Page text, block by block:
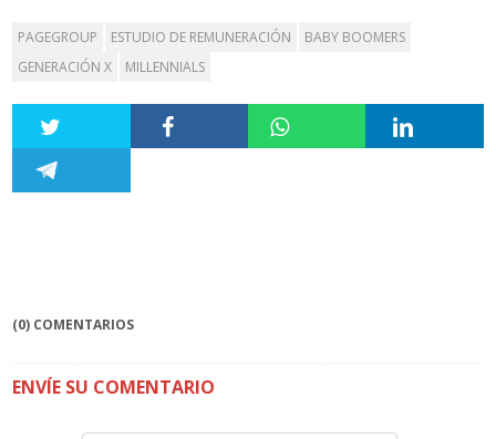
PAGEGROUP ESTUDIO DE REMUNERACIÓN
BABY BOOMERS
GENERACIÓN X
MILLENNIALS
(0) COMENTARIOS
ENVÍE SU COMENTARIO